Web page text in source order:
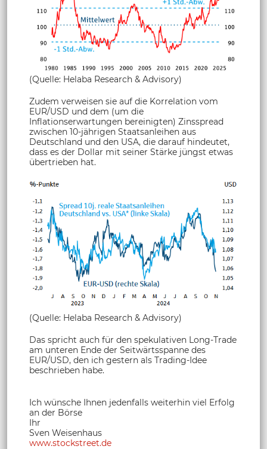
(Quelle: Helaba Research & Advisory)
Zudem verweisen sie auf die Korrelation vom
EUR/USD und dem (um die
Inflationserwartungen bereinigten) Zinsspread
zwischen 10-jährigen Staatsanleihen aus
Deutschland und den USA, die darauf hindeutet,
dass es der Dollar mit seiner Stärke jüngst etwas
übertrieben hat.
(Quelle: Helaba Research & Advisory)
Das spricht auch für den spekulativen Long-Trade
am unteren Ende der Seitwärtsspanne des
EUR/USD, den ich gestern als Trading-Idee
beschrieben habe.
Ich wünsche Ihnen jedenfalls weiterhin viel Erfolg
an der Börse
Ihr
Sven Weisenhaus
www.stockstreet.de